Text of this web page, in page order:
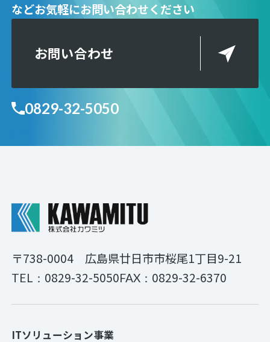
などお気軽にお問い合わせください
お問い合わせ
0829-32-5050
〒738-0004 広島県廿日市市桜尾1丁目9-21
TEL： 0829-32-5050FAX： 0829-32-6370
ITソリューション事業